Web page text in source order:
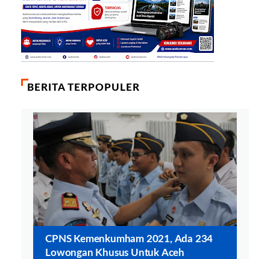
BERITA TERPOPULER
CPNS Kemenkumham 2021, Ada 234
Lowongan Khusus Untuk Aceh